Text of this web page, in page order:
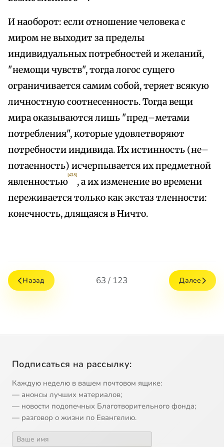
И наоборот: если отношение человека с
миром не выходит за пределы
индивидуальных потребностей и желаний,
"немощи чувств", тогда логос сущего
ограничивается самим собой, теряет всякую
личностную соотнесенность. Тогда вещи
мира оказываются лишь "пред–метами
потребления", которые удовлетворяют
потребности индивида. Их истинность (не–
потаенность) исчерпывается их предметной
явленностью
[438]
, а их изменение во времени
переживается только как экстаз тленности:
конечность, длящаяся в Ничто.
Назад 63 / 123 Далее
Подписаться на рассылку:
Каждую неделю в вашем почтовом ящике:
— анонсы лучших материалов;
— новости подопечных Благотворительного фонда;
— разговор о жизни по Евангелию.